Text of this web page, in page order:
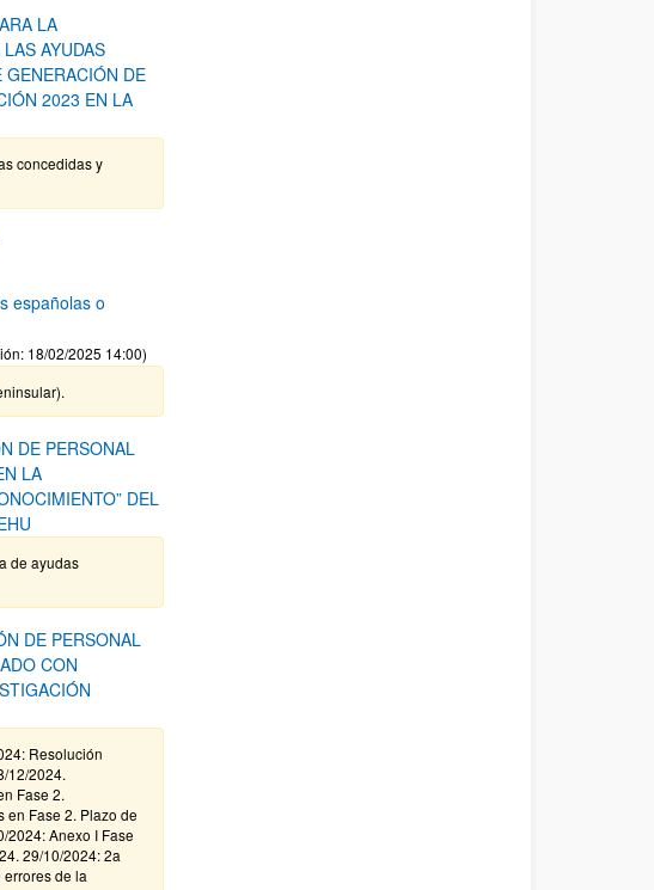
LA
AYUDAS
GENERACIÓN DE
2023 EN LA
concedidas y
españolas o
18/02/2025 14:00)
DE PERSONAL
LA
DEL
de ayudas
DE PERSONAL
CON
Resolución
12/2024.
Fase 2.
en Fase 2. Plazo de
Anexo I Fase
29/10/2024: 2a
de la